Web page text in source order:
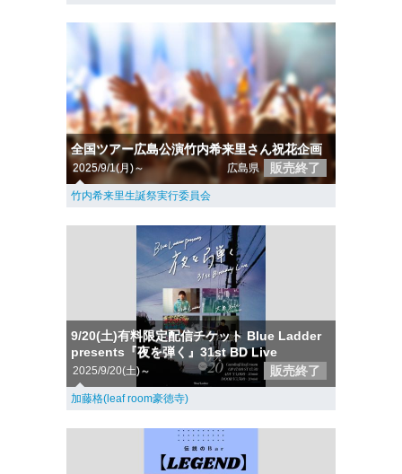
全国ツアー広島公演竹内希来里さん祝花企画
2025/9/1(月)～ 広島県 販売終了
竹内希来里生誕祭実行委員会
9/20(土)有料限定配信チケット Blue Ladder
presents『夜を弾く』31st BD Live
2025/9/20(土)～ 販売終了
加藤格(leaf room豪徳寺)